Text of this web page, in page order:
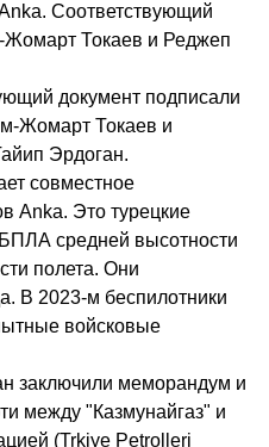
Соответствующий
Жомарт Токаев и Реджеп
документ подписали
Жомарт Токаев и
Эрдоган.
совместное
Anka. Это турецкие
средней высотности
полета. Они
В 2023-м беспилотники
войсковые
заключили меморандум и
между "Казмунайгаз" и
(Trkiye Petrolleri